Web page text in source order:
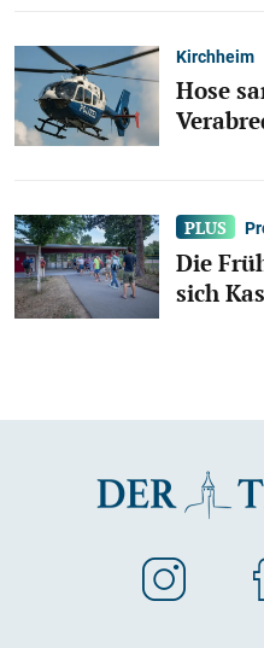
Kirchheim
Hose
Die
sich